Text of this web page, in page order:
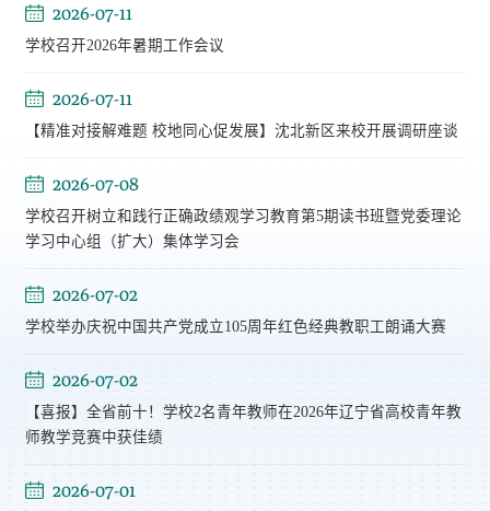
2026-07-11
学校召开2026年暑期工作会议
2026-07-11
【精准对接解难题 校地同心促发展】沈北新区来校开展调研座谈
2026-07-08
学校召开树立和践行正确政绩观学习教育第5期读书班暨党委理论
学习中心组（扩大）集体学习会
2026-07-02
学校举办庆祝中国共产党成立105周年红色经典教职工朗诵大赛
2026-07-02
【喜报】全省前十！学校2名青年教师在2026年辽宁省高校青年教
师教学竞赛中获佳绩
2026-07-01